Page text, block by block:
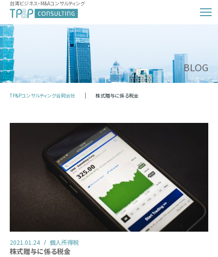
台湾ビジネス・M&Aコンサルティング
BLOG
TP&Pコンサルティング合同会社 株式贈与に係る税金
2021.01.24 個人所得税
株式贈与に係る税金